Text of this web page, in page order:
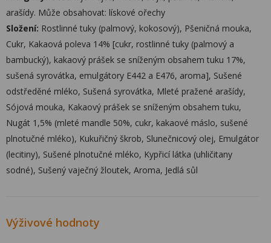
arašídy. Může obsahovat: lískové ořechy
Složení: Rostlinné tuky (palmový, kokosový), Pšeničná mouka,
Cukr, Kakaová poleva 14% [cukr, rostlinné tuky (palmový a
bambucký), kakaový prášek se sníženým obsahem tuku 17%,
sušená syrovátka, emulgátory E442 a E476, aroma], Sušené
odstředěné mléko, Sušená syrovátka, Mleté pražené arašídy,
Sójová mouka, Kakaový prášek se sníženým obsahem tuku,
Nugát 1,5% (mleté mandle 50%, cukr, kakaové máslo, sušené
plnotučné mléko), Kukuřičný škrob, Slunečnicový olej, Emulgátor
(lecitiny), Sušené plnotučné mléko, Kypřicí látka (uhličitany
sodné), Sušený vaječný žloutek, Aroma, Jedlá sůl
Výživové hodnoty